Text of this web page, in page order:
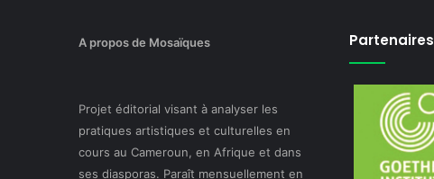
A propos de Mosaïques
Projet éditorial visant à analyser les
pratiques artistiques et culturelles en
cours au Cameroun, en Afrique et dans
ses diasporas. Paraît mensuellement en
Partenaires